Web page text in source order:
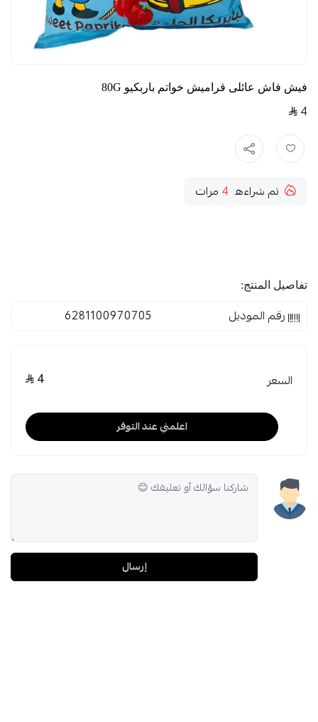
فيش فاش عائلى قراميش خواتم باربكيو 80G
4
تم شراءه 4 مرات
تفاصيل المنتج:
رقم الموديل 6281100970705
السعر 4
اعلمني عند التوفر
إرسال